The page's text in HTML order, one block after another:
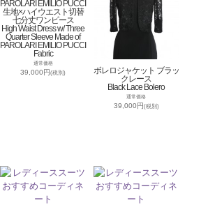
PAROLARI EMILIO PUCCI
生地×ハイウエスト切替
七分丈ワンピース
High Waist Dress w/ Three
Quarter Sleeve Made of
PAROLARI EMILIO PUCCI
Fabric
通常価格
39,000円(税別)
ボレロジャケット ブラッ
クレース
Black Lace Bolero
通常価格
39,000円(税別)